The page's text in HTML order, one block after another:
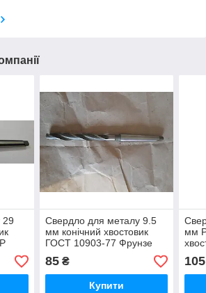
29
Свердло для металу 9.5
мм конічний хвостовик
ГОСТ 10903-77 Фрунзе
85₴
Купити
мм
105